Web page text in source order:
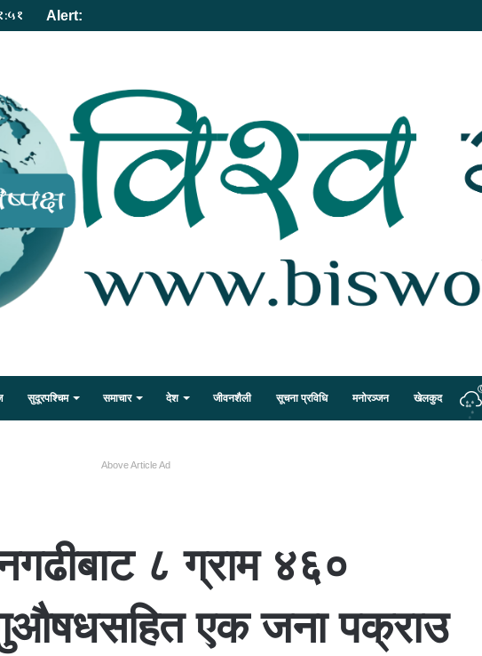
Alert:
सुदूरपश्चिम समाचार देश जीवनशैली सूचना प्रविधि मनोरञ्जन खेलकुद
Above Article Ad
८ ग्राम ४६०
एक जना पक्राउ